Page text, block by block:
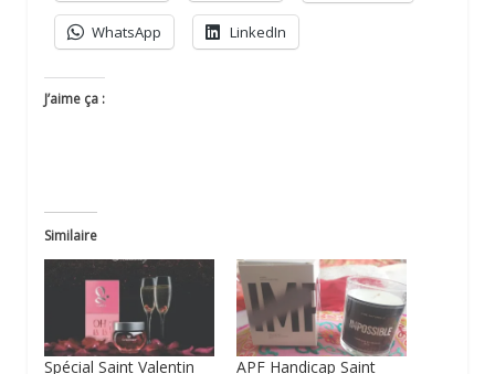
WhatsApp LinkedIn
J’aime ça :
Similaire
Spécial Saint Valentin APF Handicap Saint